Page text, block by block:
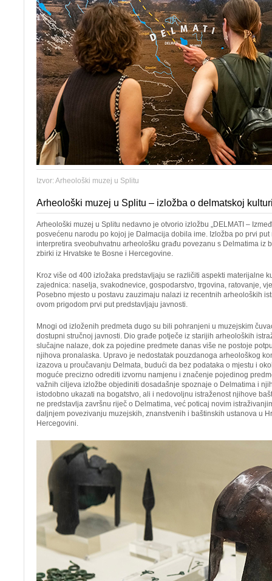
Izvor: Arheološki muzej u Splitu
Arheološki muzej u Splitu – izložba o delmatskoj
Arheološki muzej u Splitu nedavno je otvorio izložbu „DELMATI –
posvećenu narodu po kojoj je Dalmacija dobila ime. Izložba po prvi
interpretira sveobuhvatnu arheološku građu povezanu s Delmatima iz
zbirki iz Hrvatske te Bosne i Hercegovine.
Kroz više od 400 izložaka predstavljaju se različiti aspekti materijalne
zajednica: naselja, svakodnevice, gospodarstvo, trgovina, ratovanje,
Posebno mjesto u postavu zauzimaju nalazi iz recentnih arheoloških
ovom prigodom prvi put predstavljaju javnosti.
Mnogi od izloženih predmeta dugo su bili pohranjeni u muzejskim
dostupni stručnoj javnosti. Dio građe potječe iz starijih arheoloških
slučajne nalaze, dok za pojedine predmete danas više ne postoje
njihova pronalaska. Upravo je nedostatak pouzdanoga arheološkog
izazova u proučavanju Delmata, budući da bez podataka o mjestu i
moguće precizno odrediti izvornu namjenu i značenje pojedinog
važnih ciljeva izložbe objediniti dosadašnje spoznaje o Delmatima i
istodobno ukazati na bogatstvo, ali i nedovoljnu istraženost njihove
ne predstavlja završnu riječ o Delmatima, već poticaj novim
daljnjem povezivanju muzejskih, znanstvenih i baštinskih ustanova u
Hercegovini.